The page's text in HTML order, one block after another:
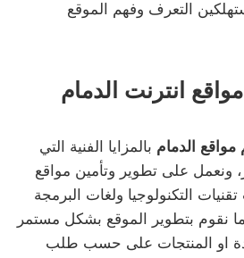
التعرف وفهم الموقع
انترنت الدمام
الدمام بالمزايا الفنية التي
ونعمل على تطوير وتأمين مواقع
التكنولوجيا ولغات البرمجة
نقوم بتطوير الموقع بشكل مستمر
او المنتجات على حسب طلب